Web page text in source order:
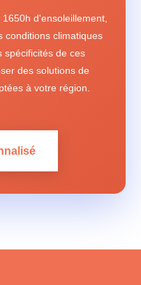
d'ensoleillement,
conditions climatiques
spécificités de ces
des solutions de
à votre région.